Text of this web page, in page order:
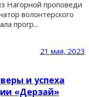
Нагорной проповеди
волонтерского
прогр...
21 мая, 2023
и успеха
«Дерзай»